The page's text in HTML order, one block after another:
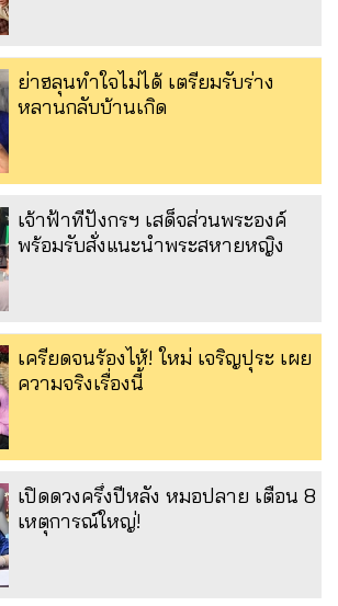
ย่าฮลุนทำใจไม่ได้ เตรียมรับร่าง
หลานกลับบ้านเกิด
เจ้าฟ้าทีปังกรฯ เสด็จส่วนพระองค์
พร้อมรับสั่งแนะนำพระสหายหญิง
เครียดจนร้องไห้! ใหม่ เจริญปุระ เผย
ความจริงเรื่องนี้
เปิดดวงครึ่งปีหลัง หมอปลาย เตือน 8
เหตุการณ์ใหญ่!